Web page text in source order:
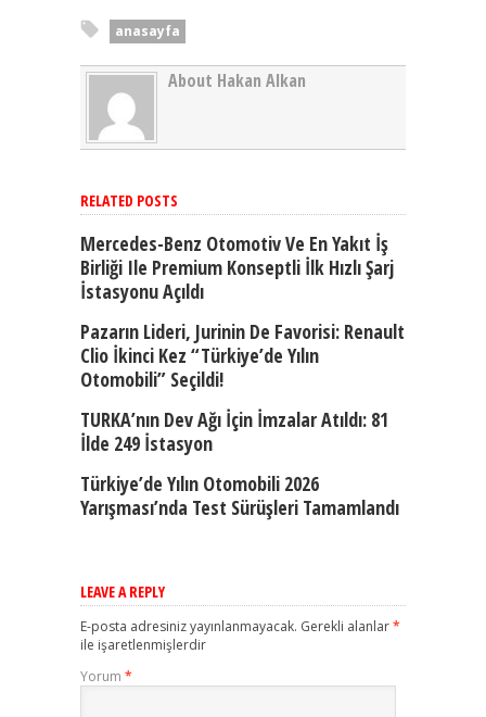
anasayfa
About Hakan Alkan
RELATED POSTS
Mercedes-Benz Otomotiv Ve En Yakıt İş
Birliği Ile Premium Konseptli İlk Hızlı Şarj
İstasyonu Açıldı
Pazarın Lideri, Jurinin De Favorisi: Renault
Clio İkinci Kez “Türkiye’de Yılın
Otomobili” Seçildi!
TURKA’nın Dev Ağı İçin İmzalar Atıldı: 81
İlde 249 İstasyon
Türkiye’de Yılın Otomobili 2026
Yarışması’nda Test Sürüşleri Tamamlandı
LEAVE A REPLY
E-posta adresiniz yayınlanmayacak. Gerekli alanlar*
ile işaretlenmişlerdir
Yorum *